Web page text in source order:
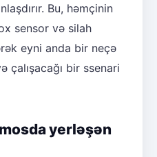
Bu, həmçinin
sensor və silah
eyni anda bir neçə
çalışacağı bir ssenari
yerləşən